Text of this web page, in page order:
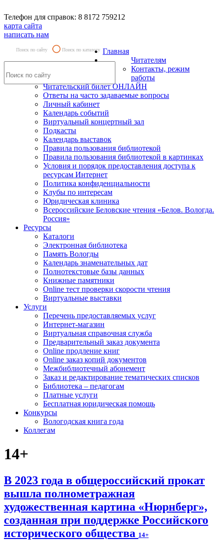
Телефон для справок: 8 8172 759212
карта сайта
написать нам
Поиск по сайту Поиск по каталогу Главная
Читателям
Контакты, режим
работы
Читательский билет ОНЛАЙН
Ответы на часто задаваемые вопросы
Личный кабинет
Календарь событий
Виртуальный концертный зал
Подкасты
Календарь выставок
Правила пользования библиотекой
Правила пользования библиотекой в картинках
Условия и порядок предоставления доступа к
ресурсам Интернет
Политика конфиденциальности
Клубы по интересам
Юридическая клиника
Всероссийские Беловские чтения «Белов. Вологда.
Россия»
Ресурсы
Каталоги
Электронная библиотека
Память Вологды
Календарь знаменательных дат
Полнотекстовые базы данных
Книжные памятники
Online тест проверки скорости чтения
Виртуальные выставки
Услуги
Перечень предоставляемых услуг
Интернет-магазин
Виртуальная справочная служба
Предварительный заказ документа
Online продление книг
Online заказ копий документов
Межбиблиотечный абонемент
Заказ и редактирование тематических списков
Библиотека – педагогам
Платные услуги
Бесплатная юридическая помощь
Конкурсы
Вологодская книга года
Коллегам
14+
В 2023 года в общероссийский прокат
вышла полнометражная
художественная картина «Нюрнберг»,
созданная при поддержке Российского
исторического общества 14+